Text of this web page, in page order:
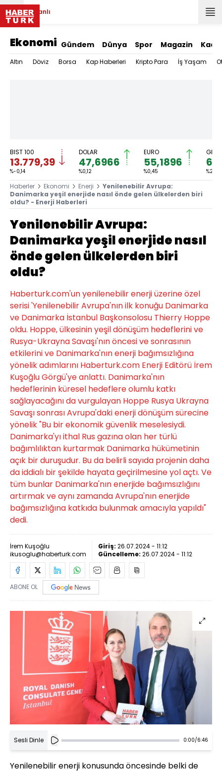
Canlı
Ekonomi Gündem Dünya Spor Magazin
Altın Döviz Borsa Kap Haberleri Kripto Para İş Yaşam
BIST 100
13.779,39
%-0,14
DOLAR
47,6966
%0,12
EURO
55,1896
%0,45 %2,59
Haberler Ekonomi Enerji
Yenilenebilir Avrupa:
Danimarka yeşil enerjide nasıl önde gelen ülkelerden biri
oldu? - Enerji Haberleri
Yenilenebilir Avrupa:
Danimarka yeşil enerjide nasıl
önde gelen ülkelerden biri
oldu?
Haberturk.com'un yenilenebilir enerji üzerine özel
serisi 'Yenilenebilir Avrupa'nın ilk konuğu Danimarka
ve Danimarka İstanbul Başkonsolosu Thierry Hoppe
oldu. Hoppe, ülkesinin yeşil dönüşüm hedeflerini ve
Rusya-Ukrayna Savaşı'nın öncesi ve sonrasının
etkilerini ve Danimarka'nın enerji bağımsızlığına
yönelik adımlarını Haberturk.com Enerji Editörü İrem
Kuşoğlu Görgü'ye anlattı. Danimarka'nın
hedeflerinin küresel hedeflere olumlu katkı
sağlayacağını da vurgulayan Hoppe Rusya Ukrayna
Savaşı sonrası Avrupa'daki enerji dönüşüm sürecine
yönelik "Bu bir ekonomik güvenlik meselesiydi.
Danimarka'yı ithal Rus gazına olan her türlü
bağımlılıktan kurtarmak Danimarka hükümetinin
açık bir duruşudur. Bu da belirli sayıda projenin daha
da iddialı bir şekilde hayata geçirilmesine yol açtı. Ve
tüm bunlar Danimarka'nın enerjide bağımsızlığını
artırmak ve aynı zamanda Avrupa'nın enerjide
bağımsızlığına katkıda bulunmak amacıyla yapıldı"
dedi.
İrem Kuşoğlu
ikusoglu@haberturk.com
Giriş: 26.07.2024 - 11:12
Güncelleme: 26.07.2024 - 11:12
ABONE OL
Sesli Dinle 0:00/6:46
Yenilenebilir enerji konusunda öncesinde belki de